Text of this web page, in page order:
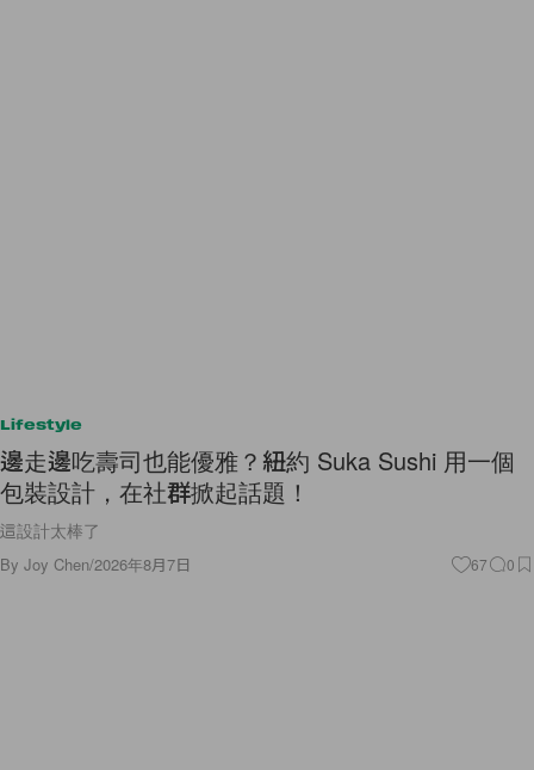
Lifestyle
邊走邊吃壽司也能優雅？紐約 Suka Sushi 用一個
包裝設計，在社群掀起話題！
這設計太棒了
By Joy Chen/2026年8月7日 67 0